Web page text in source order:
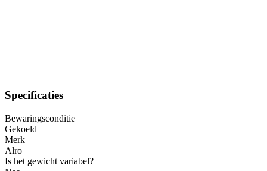
Specificaties
Bewaringsconditie
Gekoeld
Merk
Alro
Is het gewicht variabel?